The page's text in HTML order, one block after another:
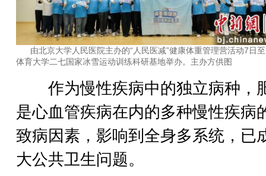
由北京大学人民医院主办的“人民医减”健康体重管理营活动7日
体育大学二七国家冰雪运动训练科研基地举办。主办方供图
作为慢性疾病中的独立病种，
是心血管疾病在内的多种慢性疾病
致病因素，影响到全身多系统，已
大公共卫生问题。